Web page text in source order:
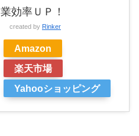
業効率ＵＰ！
created by Rinker
Amazon
楽天市場
Yahooショッピング